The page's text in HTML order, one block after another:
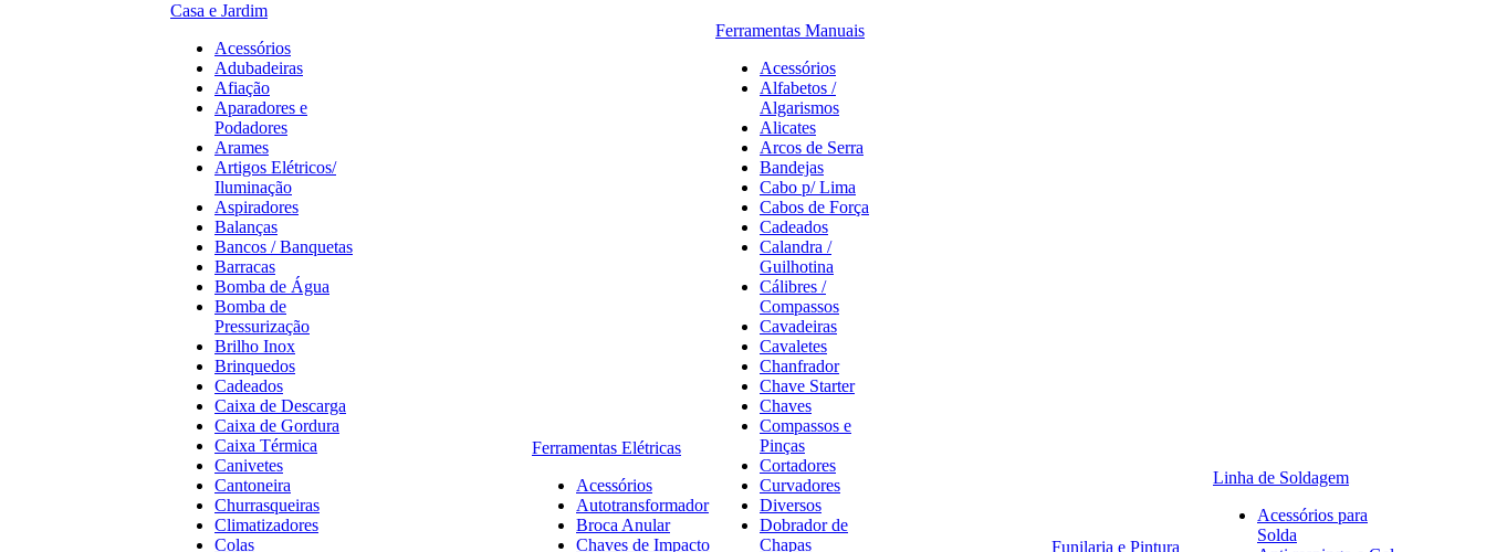
Casa e Jardim
Acessórios
Adubadeiras
Afiação
Aparadores e
Podadores
Arames
Artigos Elétricos/
Iluminação
Aspiradores
Balanças
Bancos / Banquetas
Barracas
Bomba de Água
Bomba de
Pressurização
Brilho Inox
Brinquedos
Cadeados
Caixa de Descarga
Caixa de Gordura
Caixa Térmica
Canivetes
Cantoneira
Churrasqueiras
Climatizadores
Colas
Ferramentas Elétricas
Acessórios
Autotransformador
Broca Anular
Chaves de Impacto
Ferramentas Manuais
Acessórios
Alfabetos /
Algarismos
Alicates
Arcos de Serra
Bandejas
Cabo p/ Lima
Cabos de Força
Cadeados
Calandra /
Guilhotina
Cálibres /
Compassos
Cavadeiras
Cavaletes
Chanfrador
Chave Starter
Chaves
Compassos e
Pinças
Cortadores
Curvadores
Diversos
Dobrador de
Chapas
Funilaria e Pintura
Linha de Soldagem
Acessórios para
Solda